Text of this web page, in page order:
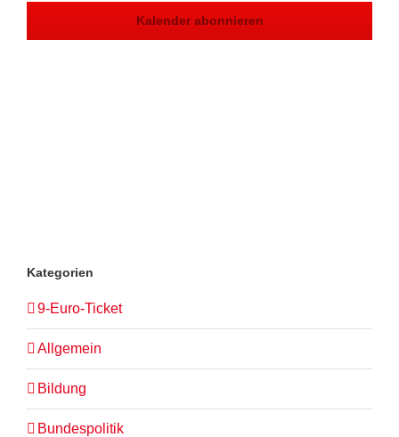
Kalender abonnieren
Kategorien
9-Euro-Ticket
Allgemein
Bildung
Bundespolitik